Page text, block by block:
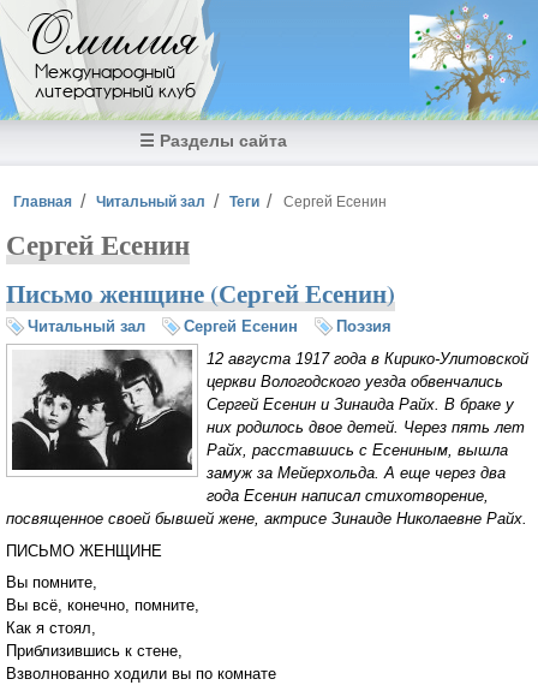
Перейти к основному содержанию
Омилия
Международный
литературный клуб
☰ Разделы сайта
Вы здесь
Главная Читальный зал Теги Сергей Есенин
Сергей Есенин
Письмо женщине (Сергей Есенин)
Читальный зал Сергей Есенин
Поэзия
12 августа 1917 года в Кирико-Улитовской
церкви Вологодского уезда обвенчались
Сергей Есенин и Зинаида Райх. В браке у
них родилось двое детей. Через пять лет
Райх, расставшись с Есениным, вышла
замуж за Мейерхольда. А еще через два
года Есенин написал стихотворение,
посвященное своей бывшей жене, актрисе Зинаиде Николаевне Райх.
ПИСЬМО ЖЕНЩИНЕ
Вы помните,
Вы всё, конечно, помните,
Как я стоял,
Приблизившись к стене,
Взволнованно ходили вы по комнате